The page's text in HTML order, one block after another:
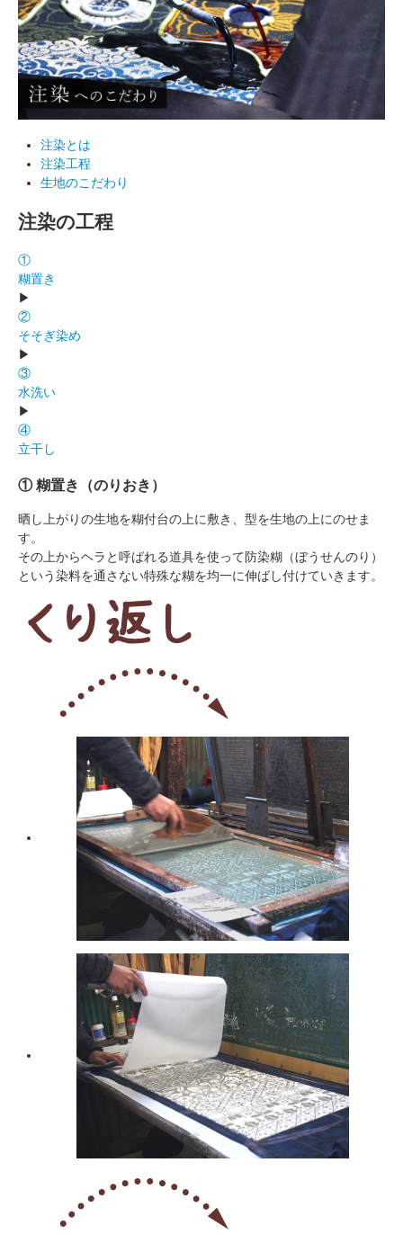
注染とは
注染工程
生地のこだわり
注染の工程
①
糊置き
▶
②
そそぎ染め
▶
③
水洗い
▶
④
立干し
① 糊置き（のりおき）
晒し上がりの生地を糊付台の上に敷き、型を生地の上にのせま
す。
その上からヘラと呼ばれる道具を使って防染糊（ぼうせんのり）
という染料を通さない特殊な糊を均一に伸ばし付けていきます。